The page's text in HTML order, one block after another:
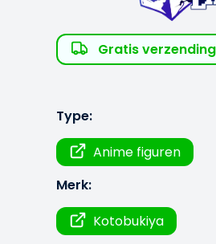
Gratis verzending
Type:
Anime figuren
Merk:
Kotobukiya